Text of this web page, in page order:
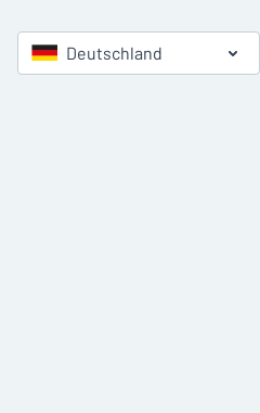
Deutschland